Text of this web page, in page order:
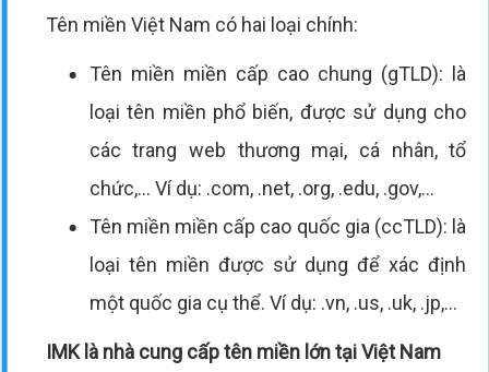
Tên miền Việt Nam có hai loại chính:
Tên miền miền cấp cao chung (gTLD): là
loại tên miền phổ biến, được sử dụng cho
các trang web thương mại, cá nhân, tổ
chức,... Ví dụ: .com, .net, .org, .edu, .gov,...
Tên miền miền cấp cao quốc gia (ccTLD): là
loại tên miền được sử dụng để xác định
một quốc gia cụ thể. Ví dụ: .vn, .us, .uk, .jp,...
IMK là nhà cung cấp tên miền lớn tại Việt Nam